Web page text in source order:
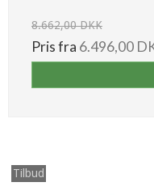
8.662,00 DKK
Pris fra 6.496,00
Tilbud